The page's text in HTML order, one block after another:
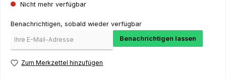
Nicht mehr verfügbar
Benachrichtigen, sobald wieder verfügbar
Benachrichtigen lassen
Zum Merkzettel hinzufügen